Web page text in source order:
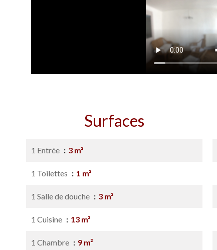
Surfaces
1 Entrée 3 m²
1 Toilettes 1 m²
1 Salle de douche 3 m²
1 Cuisine 13 m²
1 Chambre 9 m²